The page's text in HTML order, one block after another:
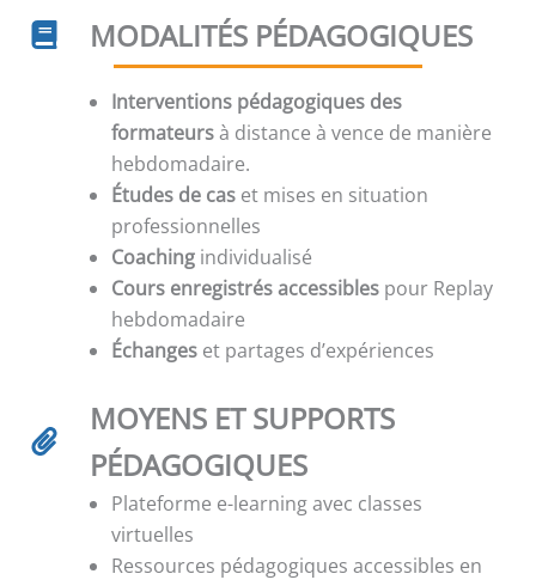
MODALITÉS PÉDAGOGIQUES
Interventions pédagogiques des
formateursà distance à vence de manière
hebdomadaire.
Études de cas et mises en situation
professionnelles
Coaching individualisé
Cours enregistrés accessibles pour Replay
hebdomadaire
Échanges et partages d’expériences
MOYENS ET SUPPORTS
PÉDAGOGIQUES
Plateforme e-learning avec classes
virtuelles
Ressources pédagogiques accessibles en